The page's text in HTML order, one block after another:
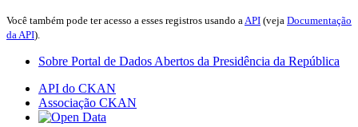
Você também pode ter acesso a esses registros usando a API (veja Documentação
da API).
Sobre Portal de Dados Abertos da Presidência da República
API do CKAN
Associação CKAN